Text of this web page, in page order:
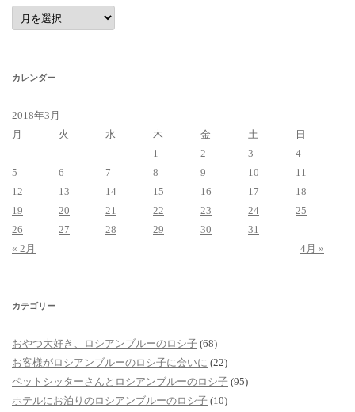
ア
ー
カ
カレンダー
2018年3月
月
火 水 木 金 土
日
1
2 3
4
5
6 7 8 9 10
11
12
13 14 15 16 17
18
19
20 21 22 23 24
25
26
27 28 29 30
31
« 2月
4月 »
カテゴリー
おやつ大好き、ロシアンブルーのロシ子 (68)
お客様がロシアンブルーのロシ子に会いに (22)
ペットシッターさんとロシアンブルーのロシ子 (95)
ホテルにお泊りのロシアンブルーのロシ子 (10)